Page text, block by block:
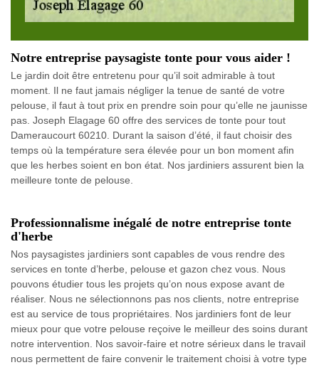
Notre entreprise paysagiste tonte pour vous aider !
Le jardin doit être entretenu pour qu’il soit admirable à tout
moment. Il ne faut jamais négliger la tenue de santé de votre
pelouse, il faut à tout prix en prendre soin pour qu’elle ne jaunisse
pas. Joseph Elagage 60 offre des services de tonte pour tout
Dameraucourt 60210. Durant la saison d’été, il faut choisir des
temps où la température sera élevée pour un bon moment afin
que les herbes soient en bon état. Nos jardiniers assurent bien la
meilleure tonte de pelouse.
Professionnalisme inégalé de notre entreprise tonte
d'herbe
Nos paysagistes jardiniers sont capables de vous rendre des
services en tonte d’herbe, pelouse et gazon chez vous. Nous
pouvons étudier tous les projets qu’on nous expose avant de
réaliser. Nous ne sélectionnons pas nos clients, notre entreprise
est au service de tous propriétaires. Nos jardiniers font de leur
mieux pour que votre pelouse reçoive le meilleur des soins durant
notre intervention. Nos savoir-faire et notre sérieux dans le travail
nous permettent de faire convenir le traitement choisi à votre type